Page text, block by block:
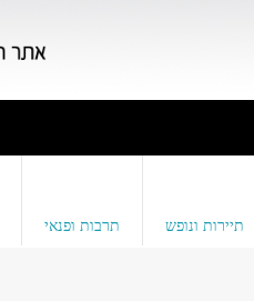
תיירות ונופש תרבות ופנאי